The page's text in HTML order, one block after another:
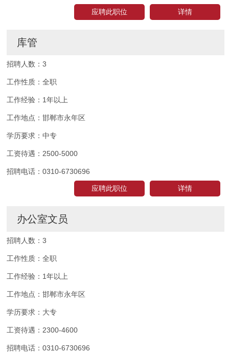
详情
应聘此职位
库管
招聘人数：3
工作性质：全职
工作经验： 1年以上
工作地点：邯郸市永年区
学历要求：中专
工资待遇：2500-5000
招聘电话：0310-6730696
详情
应聘此职位
办公室文员
招聘人数：3
工作性质：全职
工作经验： 1年以上
工作地点：邯郸市永年区
学历要求： 大专
工资待遇：2300-4600
招聘电话：0310-6730696